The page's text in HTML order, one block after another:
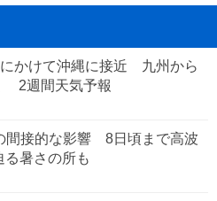
かけて沖縄に接近 九州から
2週間天気予報
間接的な影響 8日頃まで高波
暑さの所も